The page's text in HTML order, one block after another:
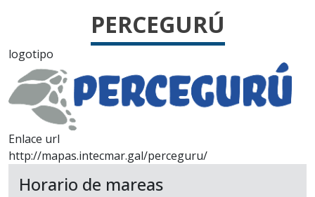
PERCEGURÚ
logotipo
Enlace url
http://mapas.intecmar.gal/perceguru/
Horario de mareas